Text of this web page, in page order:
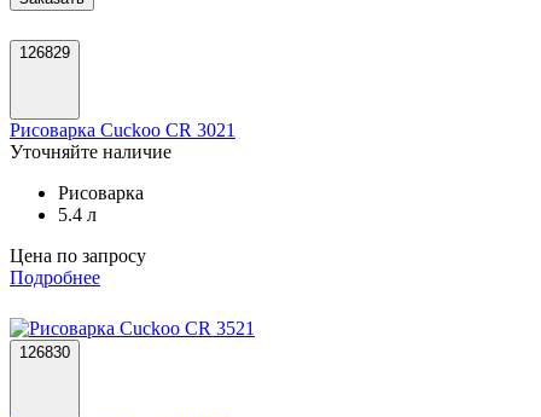
126829
Рисоварка Cuckoo CR 3021
Уточняйте наличие
Рисоварка
5.4 л
Цена по запросу
Подробнее
126830